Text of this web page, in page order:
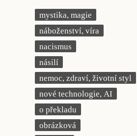
mystika, magie
náboženství, víra
nacismus
násilí
nemoc, zdraví, životní styl
nové technologie, AI
o překladu
obrázková